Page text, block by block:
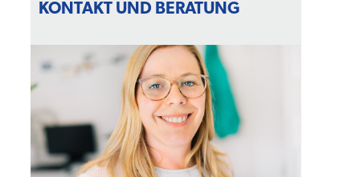
KONTAKT UND BERATUNG